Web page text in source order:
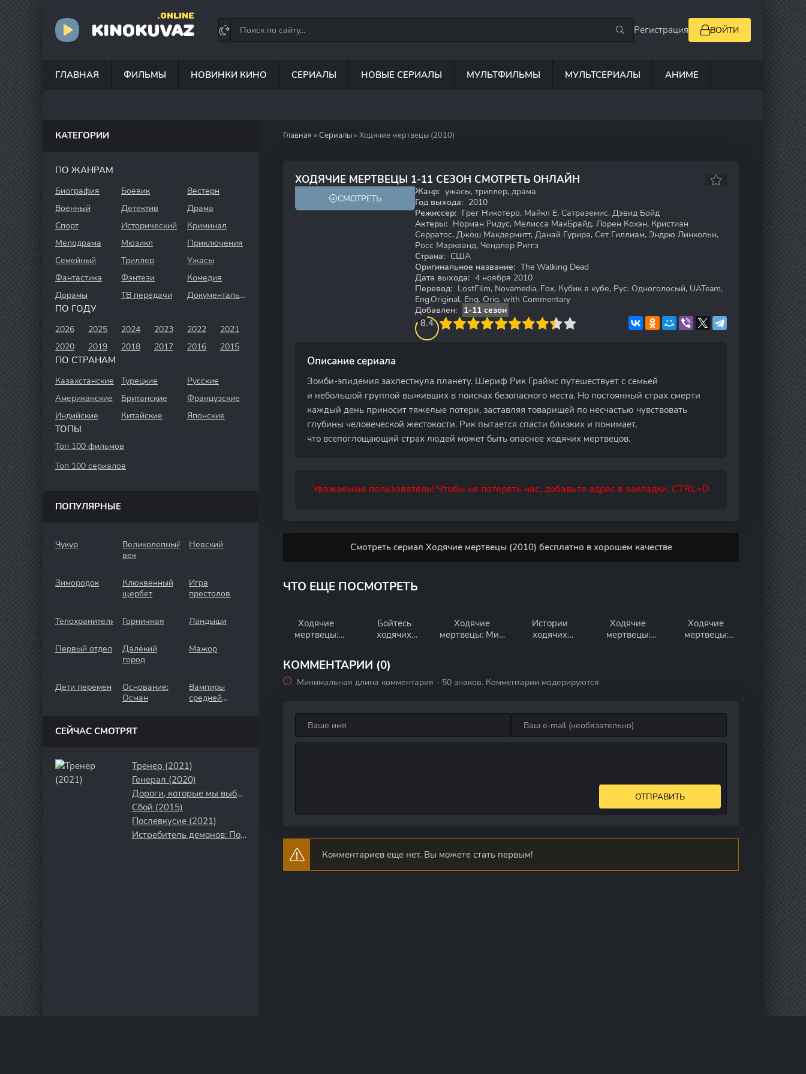
KINOKUVAZ
.ONLINE
Регистрация ВОЙТИ
ГЛАВНАЯ ФИЛЬМЫ НОВИНКИ КИНО СЕРИАЛЫ НОВЫЕ СЕРИАЛЫ МУЛЬТФИЛЬМЫ МУЛЬТСЕРИАЛЫ АНИМЕ
Главная » Сериалы » Ходячие мертвецы (2010)
ХОДЯЧИЕ МЕРТВЕЦЫ 1-11 СЕЗОН СМОТРЕТЬ ОНЛАЙН
8.0 8.1
СМОТРЕТЬ
Жанр: ужасы, триллер, драма
Год выхода: 2010
Режиссер: Грег Никотеро, Майкл Е. Сатраземис, Дэвид Бойд
Актеры: Норман Ридус, Мелисса МакБрайд, Лорен Кохэн, Кристиан
Серратос, Джош Макдермитт, Данай Гурира, Сет Гиллиам, Эндрю Линкольн,
Росс Маркванд, Чендлер Риггз
Страна: США
Оригинальное название: The Walking Dead
Дата выхода: 4 ноября 2010
Перевод: LostFilm, Novamedia, Fox, Кубик в кубе, Рус. Одноголосый, UATeam,
Eng.Original, Eng. Orig. with Commentary
Добавлен:
1-11 сезон
8.4
4 5 6 7 8 9 10
Описание сериала
Зомби-эпидемия захлестнула планету. Шериф Рик Граймс путешествует с семьей
и небольшой группой выживших в поисках безопасного места. Но постоянный страх смерти
каждый день приносит тяжелые потери, заставляя товарищей по несчастью чувствовать
глубины человеческой жестокости. Рик пытается спасти близких и понимает,
что всепоглощающий страх людей может быть опаснее ходячих мертвецов.
Уважаемые пользователи! Чтобы не потерять нас, добавьте адрес в закладки: CTRL+D
Смотреть сериал Ходячие мертвецы (2010) бесплатно в хорошем качестве
ЧТО ЕЩЕ ПОСМОТРЕТЬ
Ходячие
мертвецы:
Бойтесь
ходячих
Ходячие
мертвецы: Мир
Истории
ходячих
Ходячие
мертвецы:
Ходячие
мертвецы:
КОММЕНТАРИИ (0)
Минимальная длина комментария - 50 знаков. Комментарии модерируются
ОТПРАВИТЬ
Комментариев еще нет. Вы можете стать первым!
КАТЕГОРИИ
ПО ЖАНРАМ
Биография Боевик
Вестерн
Военный
Детектив
Драма
Спорт
Исторический
Криминал
Мелодрама
Мюзикл
Приключения
Семейный
Триллер
Ужасы
Фантастика
Фэнтези
Комедия
Дорамы
ТВ передачи Документальный
ПО ГОДУ
2026 2025 2024 2023 2022
2021
2020
2019 2018 2017 2016 2015
ПО СТРАНАМ
Казахстанские Турецкие
Русские
Американские
Британские
Французские
Индийские
Китайские Японские
ТОПЫ
Топ 100 фильмов
Топ 100 сериалов
ПОПУЛЯРНЫЕ
Чукур
Великолепный
век
Невский
Зимородок
Клюквенный
щербет
Игра
престолов
Телохранители Горничная Ландыши
Первый отдел
Далёкий
город
Мажор
Дети перемен
Основание:
Осман
Вампиры
средней
СЕЙЧАС СМОТРЯТ
Тренер (2021)
Генерал (2020)
Дороги, которые мы выбираем (2001)
Сбой (2015)
Послевкусие (2021)
Истребитель демонов: Поезд «Бесконечный» (2021)